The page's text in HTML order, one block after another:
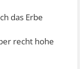
das Erbe
recht hohe